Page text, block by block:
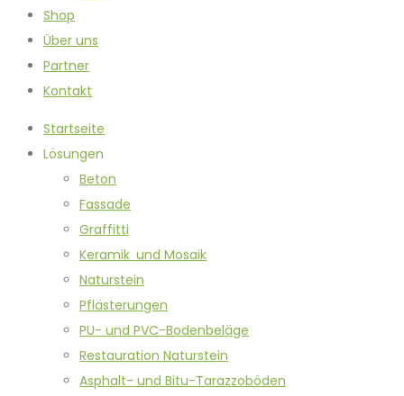
Shop
Über uns
Partner
Kontakt
Startseite
Lösungen
Beton
Fassade
Graffitti
Keramik und Mosaik
Naturstein
Pflästerungen
PU- und PVC-Bodenbeläge
Restauration Naturstein
Asphalt- und Bitu-Tarazzoböden